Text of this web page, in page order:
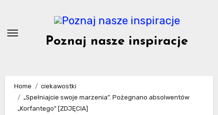
content
Poznaj nasze inspiracje
Home
ciekawostki
„Spełniajcie swoje marzenia”. Pożegnano absolwentów
„Korfantego” [ZDJĘCIA]